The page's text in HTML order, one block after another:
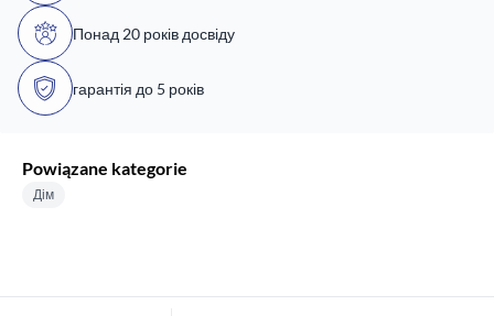
Понад 20 років досвіду
гарантія до 5 років
Powiązane kategorie
Дім